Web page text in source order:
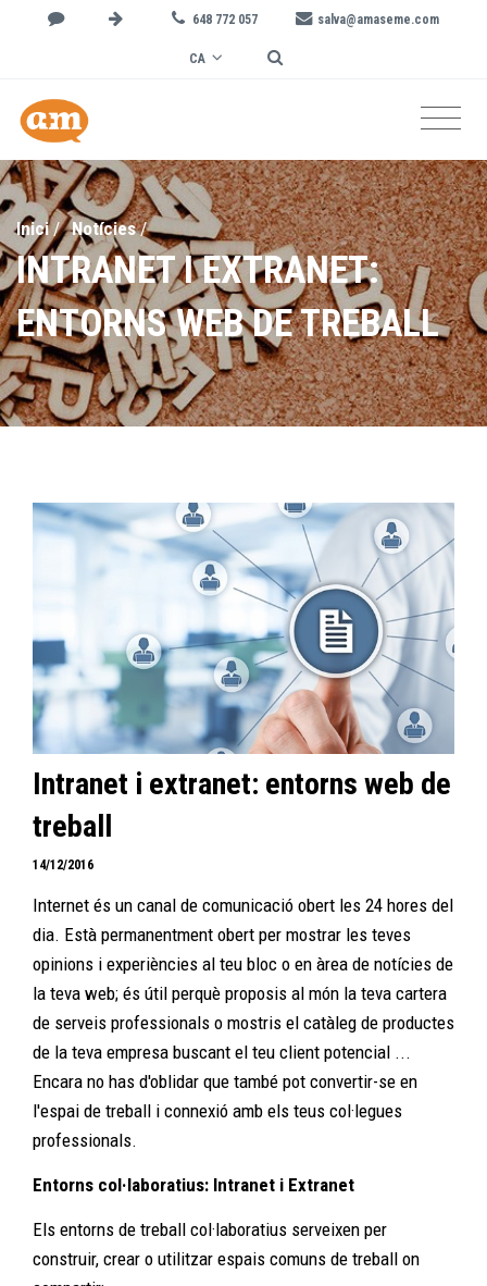
648 772 057 salva@amaseme.com
CA
Inici / Notícies /
INTRANET I EXTRANET:
ENTORNS WEB DE TREBALL
Intranet i extranet: entorns web de
treball
14/12/2016
Internet és un canal de comunicació obert les 24 hores del
dia. Està permanentment obert per mostrar les teves
opinions i experiències al teu bloc o en àrea de notícies de
la teva web; és útil perquè proposis al món la teva cartera
de serveis professionals o mostris el catàleg de productes
de la teva empresa buscant el teu client potencial ...
Encara no has d'oblidar que també pot convertir-se en
l'espai de treball i connexió amb els teus col·legues
professionals.
Entorns col·laboratius: Intranet i Extranet
Els entorns de treball col·laboratius serveixen per
construir, crear o utilitzar espais comuns de treball on